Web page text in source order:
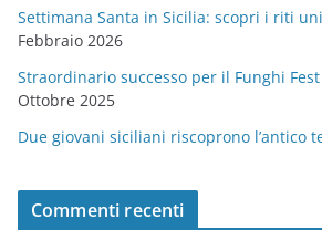
Settimana Santa in Sicilia: scopri i riti
Febbraio 2026
Straordinario successo per il Funghi
Ottobre 2025
Due giovani siciliani riscoprono l’antico
Commenti recenti